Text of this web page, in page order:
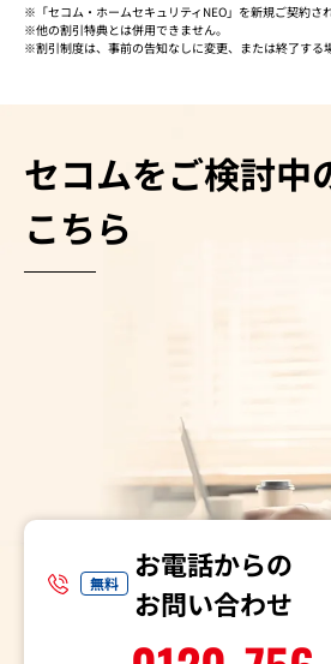
「セコム・ホームセキュリティNEO」を新規ご契約さ
他の割引特典とは併用できません。
割引制度は、事前の告知なしに変更、または終了する
セコムをご検討中
こちら
無料
お電話からの
お問い合わせ